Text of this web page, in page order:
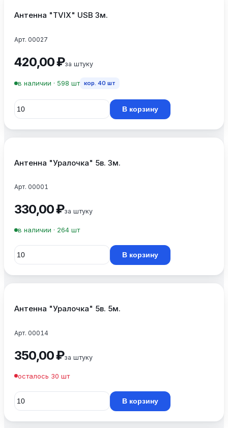
Антенна "TVIX" USB 3м.
Арт. 00027
420,00 ₽за штуку
в наличии · 598 шт кор. 40 шт
В корзину
Антенна "Уралочка" 5в. 3м.
Арт. 00001
330,00 ₽за штуку
в наличии · 264 шт
В корзину
Антенна "Уралочка" 5в. 5м.
Арт. 00014
350,00 ₽за штуку
осталось 30 шт
В корзину